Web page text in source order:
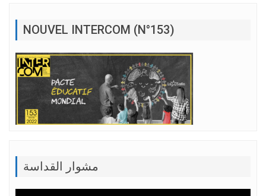
NOUVEL INTERCOM (N°153)
مشوار القداسة